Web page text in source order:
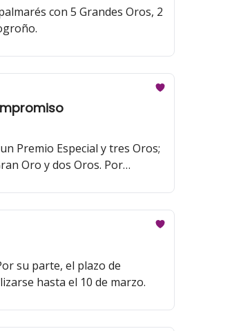
con 5 Grandes Oros, 2
Premio Especial y tres Oros;
Oro y dos Oros. Por
Premio a la Excelencia
el ‘Premio al Mejor
su parte, el plazo de
hasta el 10 de marzo.